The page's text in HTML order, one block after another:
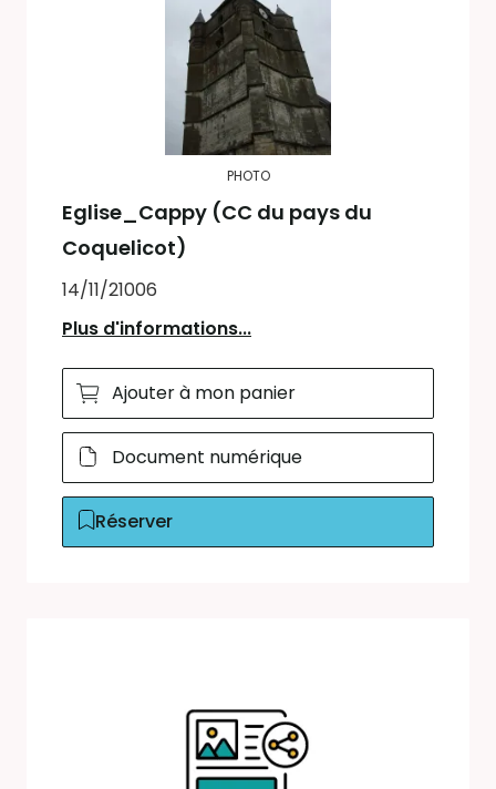
PHOTO
Eglise_Cappy (CC du pays du
Coquelicot)
14/11/21006
Plus d'informations...
Ajouter à mon panier
Document numérique
Réserver